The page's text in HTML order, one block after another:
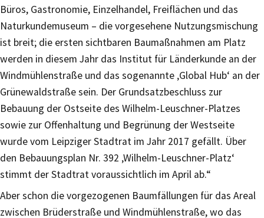
Büros, Gastronomie, Einzelhandel, Freiflächen und das
Naturkundemuseum – die vorgesehene Nutzungsmischung
ist breit; die ersten sichtbaren Baumaßnahmen am Platz
werden in diesem Jahr das Institut für Länderkunde an der
Windmühlenstraße und das sogenannte ‚Global Hub‘ an der
Grünewaldstraße sein. Der Grundsatzbeschluss zur
Bebauung der Ostseite des Wilhelm-Leuschner-Platzes
sowie zur Offenhaltung und Begrünung der Westseite
wurde vom Leipziger Stadtrat im Jahr 2017 gefällt. Über
den Bebauungsplan Nr. 392 ‚Wilhelm-Leuschner-Platz‘
stimmt der Stadtrat voraussichtlich im April ab.“
Aber schon die vorgezogenen Baumfällungen für das Areal
zwischen Brüderstraße und Windmühlenstraße, wo das